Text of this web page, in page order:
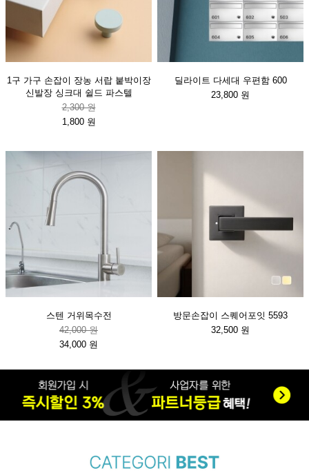
1구 가구 손잡이 장농 서랍 붙박이장
신발장 싱크대 쉴드 파스텔
2,300 원
1,800 원
딜라이트 다세대 우편함 600
23,800 원
스텐 거위목수전
42,000 원
34,000 원
방문손잡이 스퀘어포잇 5593
32,500 원